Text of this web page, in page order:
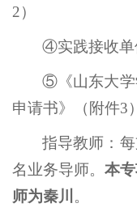
2）
④实践接收单
⑤《山东大学
申请书》（附件3）
指导教师：
名业务导师。 本
师为秦川 。